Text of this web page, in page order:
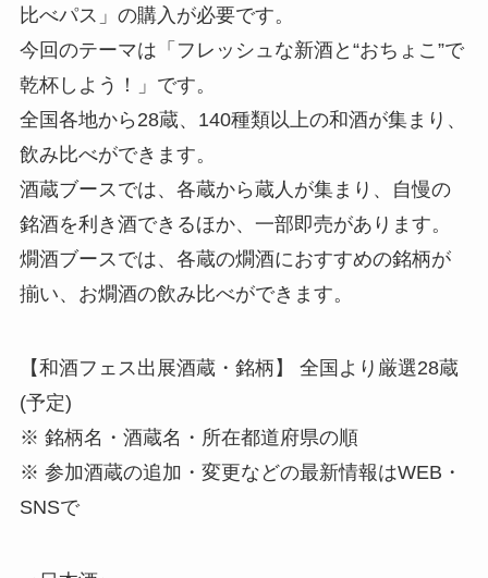
比べパス」の購入が必要です。
今回のテーマは「フレッシュな新酒と“おちょこ”で
乾杯しよう！」です。
全国各地から28蔵、140種類以上の和酒が集まり、
飲み比べができます。
酒蔵ブースでは、各蔵から蔵人が集まり、自慢の
銘酒を利き酒できるほか、一部即売があります。
燗酒ブースでは、各蔵の燗酒におすすめの銘柄が
揃い、お燗酒の飲み比べができます。
【和酒フェス出展酒蔵・銘柄】 全国より厳選28蔵
(予定)
※ 銘柄名・酒蔵名・所在都道府県の順
※ 参加酒蔵の追加・変更などの最新情報はWEB・
SNSで